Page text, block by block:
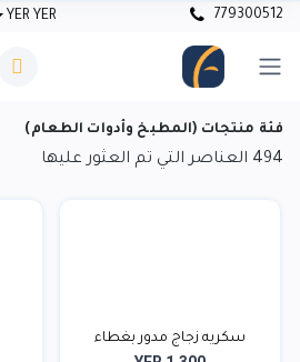
779300512
YER YER
فئة منتجات (المطبخ وأدوات الطعام)
494 العناصر التي تم العثور عليها
سكريه زجاج مدور بغطاء